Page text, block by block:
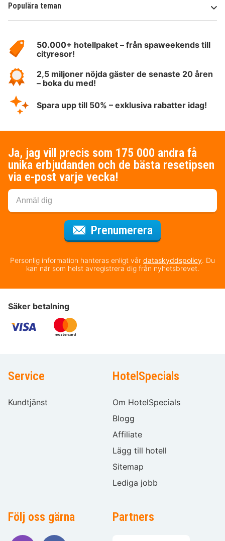
Populära teman
HotelSpecials50.000+ hotellpaket – från spaweekends till
cityresor!
2,5 miljoner nöjda gäster de senaste 20 åren
– boka du med!
Spara upp till 50% – exklusiva rabatter idag!
Ja, jag vill precis som 175 000 andra få
unika erbjudanden och de bästa resetipsen
via e-post varje vecka!
Prenumerera
Personlig information hanteras enligt vår dataskyddspolicy. Du
kan när som helst avregistrera dig från nyhetsbrevet.
Säker betalning
Service
Kundtjänst
HotelSpecials
Om HotelSpecials
Blogg
Affiliate
Lägg till hotell
Sitemap
Lediga jobb
Följ oss gärna Partners